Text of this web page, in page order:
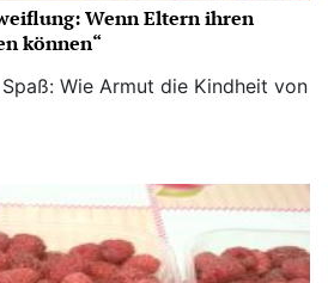
Wenn Eltern ihren
können“
Spaß: Wie Armut die Kindheit von